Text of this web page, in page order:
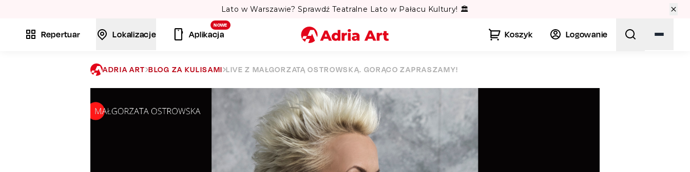
Lato w Warszawie? Sprawdź Teatralne Lato w Pałacu Kultury! 🏛️
Repertuar Lokalizacje
NOWE
Aplikacja Koszyk Logowanie
Miasto
Kategoria
Szukaj
ADRIA ART BLOG ZA KULISAMI LIVE Z MAŁGORZATĄ OSTROWSKĄ. GORĄCO ZAPRASZAMY!